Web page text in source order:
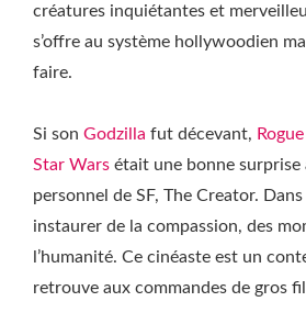
créatures inquiétantes et
s’offre au système hollywoodien
faire.
Si son Godzilla fut décevant,
Star Wars était une bonne surprise
personnel de SF, The Creator. Dans
instaurer de la compassion, des
l’humanité. Ce cinéaste est un
retrouve aux commandes de gros